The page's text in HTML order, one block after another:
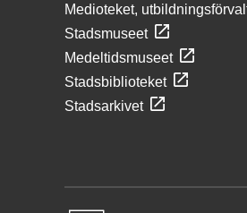
Medioteket,
Stadsmuseet
Medeltidsmuseet
Stadsbiblioteket
Stadsarkivet